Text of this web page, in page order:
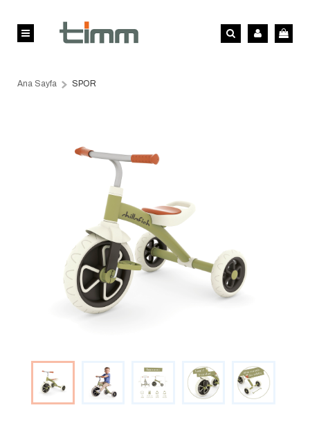
Ana Sayfa SPOR